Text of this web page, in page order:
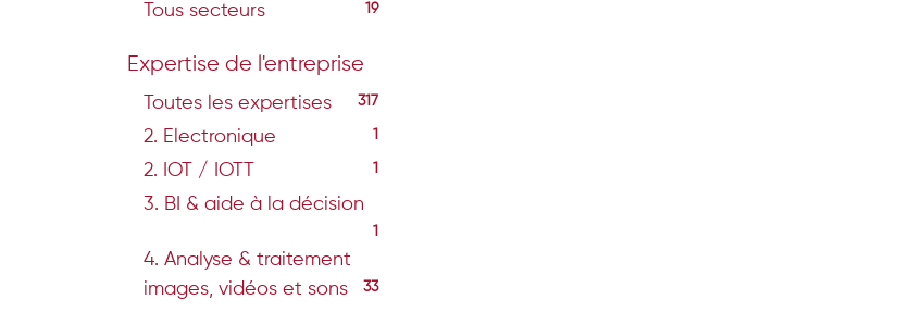
Tous secteurs 19
Expertise de l'entreprise
Toutes les expertises 317
2. Electronique 1
2. IOT / IOTT 1
3. BI & aide à la décision
1
4. Analyse & traitement
images, vidéos et sons
33